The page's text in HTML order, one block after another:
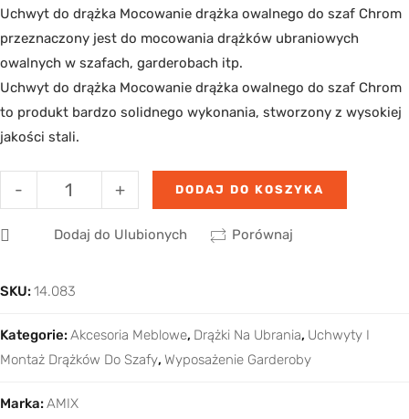
Uchwyt do drążka Mocowanie drążka owalnego do szaf Chrom
przeznaczony jest do mocowania drążków ubraniowych
owalnych w szafach, garderobach itp.
Uchwyt do drążka Mocowanie drążka owalnego do szaf Chrom
to produkt bardzo solidnego wykonania, stworzony z wysokiej
jakości stali.
+
- DODAJ DO KOSZYKA
Dodaj do Ulubionych Porównaj
SKU:14.083
Kategorie:Akcesoria Meblowe, Drążki Na Ubrania, Uchwyty I
Montaż Drążków Do Szafy, Wyposażenie Garderoby
Marka:AMIX